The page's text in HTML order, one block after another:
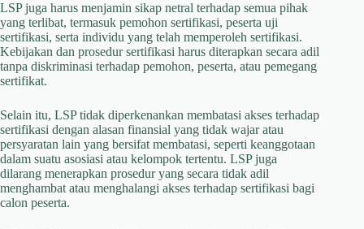
LSP juga harus menjamin sikap netral terhadap semua pihak
yang terlibat, termasuk pemohon sertifikasi, peserta uji
sertifikasi, serta individu yang telah memperoleh sertifikasi.
Kebijakan dan prosedur sertifikasi harus diterapkan secara adil
tanpa diskriminasi terhadap pemohon, peserta, atau pemegang
sertifikat.
Selain itu, LSP tidak diperkenankan membatasi akses terhadap
sertifikasi dengan alasan finansial yang tidak wajar atau
persyaratan lain yang bersifat membatasi, seperti keanggotaan
dalam suatu asosiasi atau kelompok tertentu. LSP juga
dilarang menerapkan prosedur yang secara tidak adil
menghambat atau menghalangi akses terhadap sertifikasi bagi
calon peserta.